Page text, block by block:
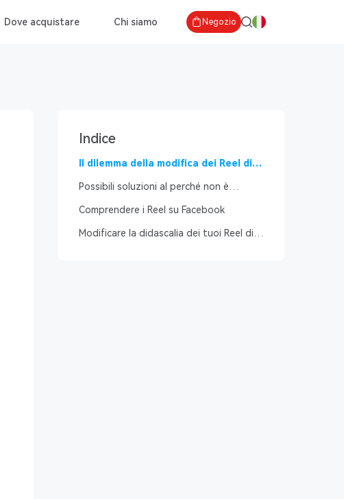
Dove acquistare Chi siamo Negozio
Indice
Il dilemma della modifica dei Reel di
Possibili soluzioni al perché non è
Reel su Facebook
Comprendere i Reel su Facebook
Modificare la didascalia dei tuoi Reel di